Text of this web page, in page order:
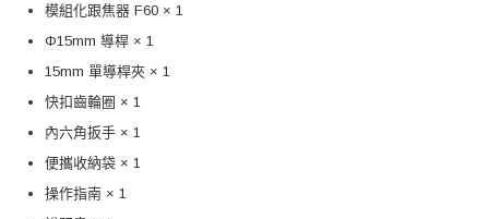
模組化跟焦器 F60 × 1
Φ15mm 導桿 × 1
15mm 單導桿夾 × 1
快扣齒輪圈 × 1
內六角扳手 × 1
便攜收納袋 × 1
操作指南 × 1